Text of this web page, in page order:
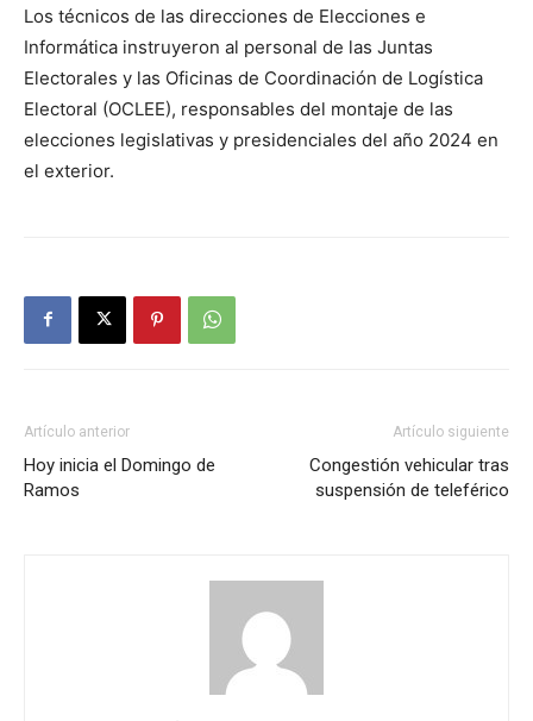
Los técnicos de las direcciones de Elecciones e
Informática instruyeron al personal de las Juntas
Electorales y las Oficinas de Coordinación de Logística
Electoral (OCLEE), responsables del montaje de las
elecciones legislativas y presidenciales del año 2024 en
el exterior.
Artículo anterior
Hoy inicia el Domingo de
Ramos
Artículo siguiente
Congestión vehicular tras
suspensión de teleférico